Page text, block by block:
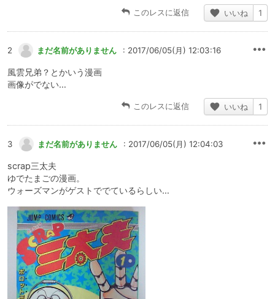
このレスに返信 いいね 1
2 まだ名前がありません : 2017/06/05(月) 12:03:16
風雲兄弟？とかいう漫画
画像がでない…
このレスに返信 いいね 1
3 まだ名前がありません : 2017/06/05(月) 12:04:03
scrap三太夫
ゆでたまごの漫画。
ウォーズマンがゲストででているらしい…